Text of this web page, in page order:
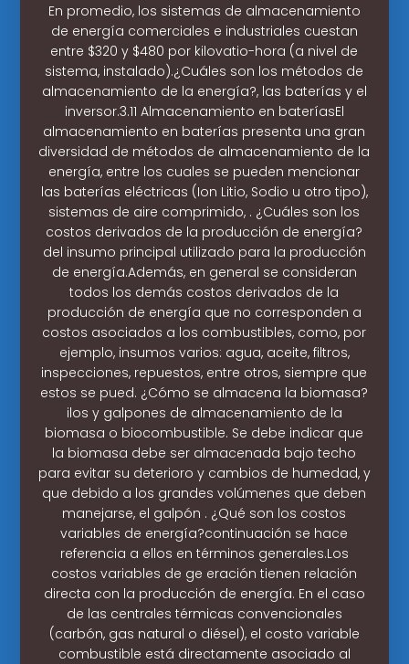
En promedio, los sistemas de almacenamiento
de energía comerciales e industriales cuestan
entre $320 y $480 por kilovatio-hora (a nivel de
sistema, instalado).¿Cuáles son los métodos de
almacenamiento de la energía?, las baterías y el
inversor.3.11 Almacenamiento en bateríasEl
almacenamiento en baterías presenta una gran
diversidad de métodos de almacenamiento de la
energía, entre los cuales se pueden mencionar
las baterías eléctricas (Ion Litio, Sodio u otro tipo),
sistemas de aire comprimido, . ¿Cuáles son los
costos derivados de la producción de energía?
del insumo principal utilizado para la producción
de energía.Además, en general se consideran
todos los demás costos derivados de la
producción de energía que no corresponden a
costos asociados a los combustibles, como, por
ejemplo, insumos varios: agua, aceite, filtros,
inspecciones, repuestos, entre otros, siempre que
estos se pued. ¿Cómo se almacena la biomasa?
ilos y galpones de almacenamiento de la
biomasa o biocombustible. Se debe indicar que
la biomasa debe ser almacenada bajo techo
para evitar su deterioro y cambios de humedad, y
que debido a los grandes volúmenes que deben
manejarse, el galpón . ¿Qué son los costos
variables de energía?continuación se hace
referencia a ellos en términos generales.Los
costos variables de ge eración tienen relación
directa con la producción de energía. En el caso
de las centrales térmicas convencionales
(carbón, gas natural o diésel), el costo variable
combustible está directamente asociado al